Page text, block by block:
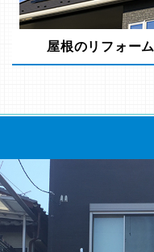
屋根のリフォーム